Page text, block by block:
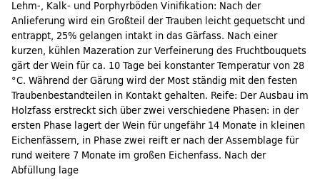
Lehm-, Kalk- und Porphyrböden Vinifikation: Nach der
Anlieferung wird ein Großteil der Trauben leicht gequetscht und
entrappt, 25% gelangen intakt in das Gärfass. Nach einer
kurzen, kühlen Mazeration zur Verfeinerung des Fruchtbouquets
gärt der Wein für ca. 10 Tage bei konstanter Temperatur von 28
°C. Während der Gärung wird der Most ständig mit den festen
Traubenbestandteilen in Kontakt gehalten. Reife: Der Ausbau im
Holzfass erstreckt sich über zwei verschiedene Phasen: in der
ersten Phase lagert der Wein für ungefähr 14 Monate in kleinen
Eichenfässern, in Phase zwei reift er nach der Assemblage für
rund weitere 7 Monate im großen Eichenfass. Nach der
Abfüllung lage